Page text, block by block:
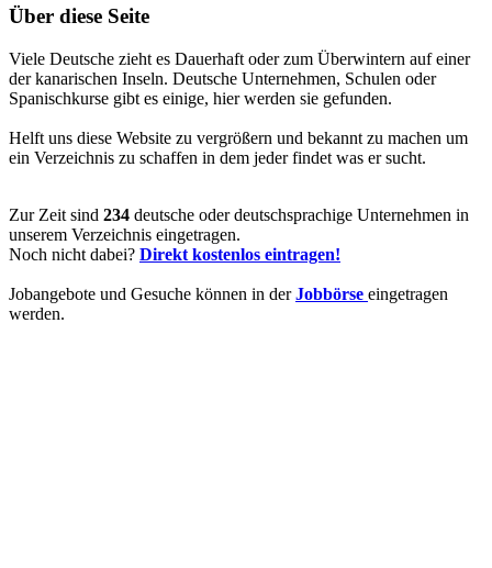
Über diese Seite
Viele Deutsche zieht es Dauerhaft oder zum Überwintern auf einer
der kanarischen Inseln. Deutsche Unternehmen, Schulen oder
Spanischkurse gibt es einige, hier werden sie gefunden.
Helft uns diese Website zu vergrößern und bekannt zu machen um
ein Verzeichnis zu schaffen in dem jeder findet was er sucht.
Zur Zeit sind 234 deutsche oder deutschsprachige Unternehmen in
unserem Verzeichnis eingetragen.
Noch nicht dabei? Direkt kostenlos eintragen!
Jobangebote und Gesuche können in derJobbörse eingetragen
werden.